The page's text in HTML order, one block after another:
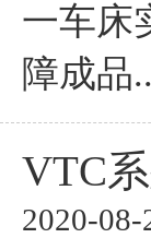
一车床
障成品
VTC
2020-08-